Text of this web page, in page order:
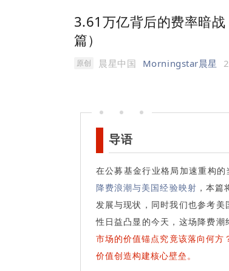
3.61万亿背后的费率暗
篇）
原创 晨星中国 Morningstar晨星
导语
在公募基金行业格局加速重构的
降费浪潮与美国经验映射 ，本
发展与现状，同时我们也参考
性日益凸显的今天，这场降费潮
市场的价值锚点究竟该落向何
价值创造构建核心壁垒。